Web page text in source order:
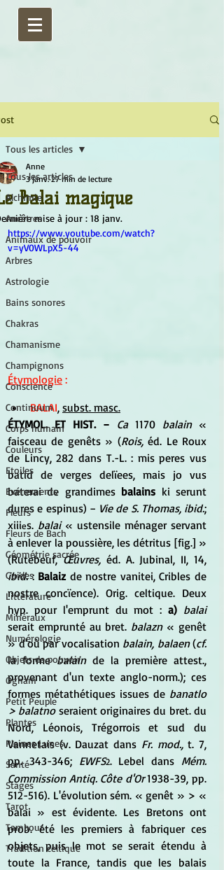
Tous les articles
Alchimie
Ancêtres
Animaux de pouvoir
Arbres
Astrologie
Bains sonores
Chakras
Chamanisme
Champignons
Conscience
Continuum
Corps humain
Couleurs
Etoiles
Evénements
Fleurs
Fleurs de Bach
Géométrie sacrée
Guides
Littérature
Minéraux
Numérologie
Objets de pouvoir
Ogham
Petit Peuple
Plantes
Pleines Lunes
Santé
Stages
Tarot
Tambour
Tradition celtique
Tous les articles
Balai magique
Anne
3 janv. 27 min de lecture
mise à jour : 18 janv.
https://www.youtube.com/watch?
v=yV0WLpX5-44
Étymologie :
BALAI, subst. masc.
ÉTYMOL. ET HIST. − Ca 1170 balain «
faisceau de genêts » (Rois, éd. Le Roux
de Lincy, 282 dans T.-L. : mis peres vus
batid de verges delïees, mais jo vus
baterai de grandimes balains ki serunt
dures e espinus) − Vie de S. Thomas, ibid.;
xiiies. balai « ustensile ménager servant
à enlever la poussière, les détritus [fig.] »
(Rutebeuf, Œuvres,
ibid. : Balaiz de nostre vanitei, Cribles de
nostre concïence). Orig. celtique. Deux
hyp. pour l'emprunt du mot : a)
balai
serait emprunté au bret. balazn « genêt
» d'où par vocalisation balain, balaen (cf.
la forme balain de la première attest.,
provenant d'un texte anglo-norm.); ces
formes métathétiques issues de banatlo
> balatno seraient originaires du bret. du
Nord, Léonois, Trégorrois et sud du
Vannetais (v. Dauzat dans Fr. mod., t. 7,
pp. 343-346; EWFS2. Lebel dans Mém.
Commission Antiq. Côte d'Or 1938-39, pp.
512-516). L'évolution sém. « genêt » > «
balai » est évidente. Les Bretons ont
prob. été les premiers à fabriquer ces
objets, puis le mot se serait étendu à
toute la France, tandis que les balais